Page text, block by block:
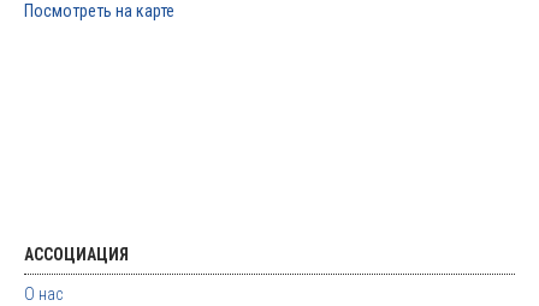
Посмотреть на карте
АССОЦИАЦИЯ
О нас